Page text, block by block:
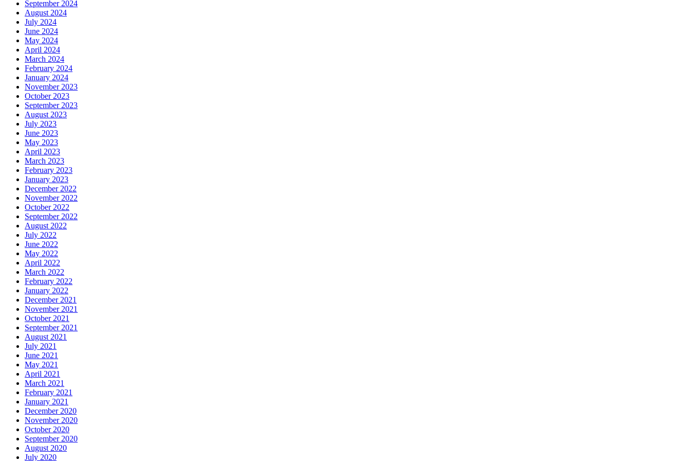
September 2024
August 2024
July 2024
June 2024
May 2024
April 2024
March 2024
February 2024
January 2024
November 2023
October 2023
September 2023
August 2023
July 2023
June 2023
May 2023
April 2023
March 2023
February 2023
January 2023
December 2022
November 2022
October 2022
September 2022
August 2022
July 2022
June 2022
May 2022
April 2022
March 2022
February 2022
January 2022
December 2021
November 2021
October 2021
September 2021
August 2021
July 2021
June 2021
May 2021
April 2021
March 2021
February 2021
January 2021
December 2020
November 2020
October 2020
September 2020
August 2020
July 2020